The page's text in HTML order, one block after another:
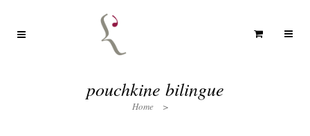
pouchkine bilingue
Home >